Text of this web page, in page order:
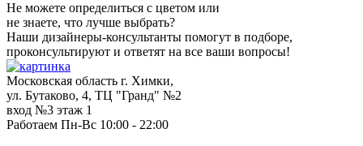
Не можете определиться с цветом или
не знаете, что лучше выбрать?
Наши дизайнеры-консультанты помогут в подборе,
проконсультируют и ответят на все ваши вопросы!
Московская область г. Химки,
ул. Бутаково, 4, ТЦ "Гранд" №2
вход №3 этаж 1
Работаем Пн-Вс 10:00 - 22:00